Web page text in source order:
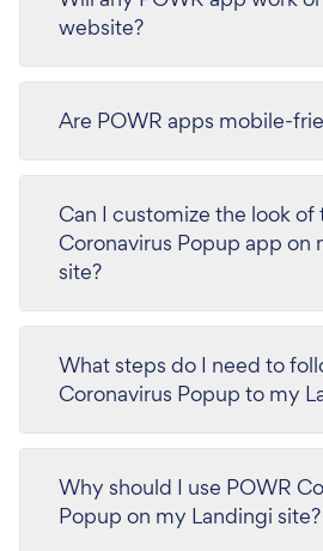
website?
Are POWR apps mobile-
Can I customize the look of
Coronavirus Popup app on
site?
What steps do I need to
Coronavirus Popup to my
Why should I use POWR
Popup on my Landingi site?